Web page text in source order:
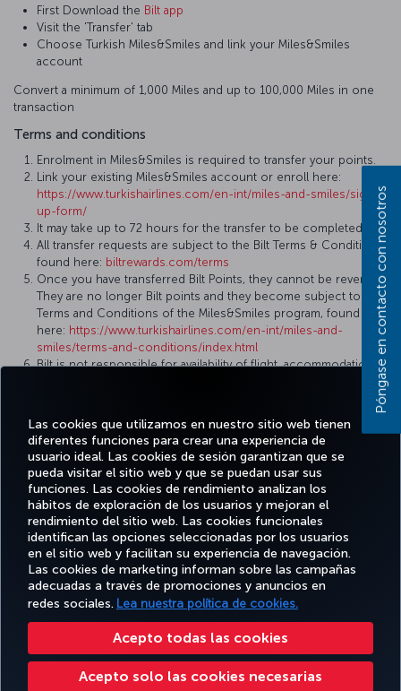
Las cookies que utilizamos en nuestro sitio web tienen
diferentes funciones para crear una experiencia de
usuario ideal. Las cookies de sesión garantizan que se
pueda visitar el sitio web y que se puedan usar sus
funciones. Las cookies de rendimiento analizan los
hábitos de exploración de los usuarios y mejoran el
rendimiento del sitio web. Las cookies funcionales
identifican las opciones seleccionadas por los usuarios
en el sitio web y facilitan su experiencia de navegación.
Las cookies de marketing informan sobre las campañas
adecuadas a través de promociones y anuncios en
redes sociales. Lea nuestra política de cookies.
Acepto todas las cookies
Acepto solo las cookies necesarias
First Download the Bilt app
Visit the 'Transfer' tab
Choose Turkish Miles&Smiles and link your Miles&Smiles
account
Convert a minimum of 1,000 Miles and up to 100,000 Miles in one
transaction
Terms and conditions
Enrolment in Miles&Smiles is required to transfer your points.
Link your existing Miles&Smiles account or enroll here:
https://www.turkishairlines.com/en-int/miles-and-smiles/sign-
up-form/
It may take up to 72 hours for the transfer to be completed.
All transfer requests are subject to the Bilt Terms & Conditions,
found here: biltrewards.com/terms
Once you have transferred Bilt Points, they cannot be reversed.
They are no longer Bilt points and they become subject to the
Terms and Conditions of the Miles&Smiles program, found
here: https://www.turkishairlines.com/en-int/miles-and-
smiles/terms-and-conditions/index.html
Bilt is not responsible for availability of flight, accommodations,
determined by Turkish Airlines and the Miles&Smiles program.
Facebook
TwitterInstagram
YouTubeLinkedIn
TikTokBlog
RESERVE Y
GESTIONE
DISFRUTE
DE
OFERTAS
Y
DESTINOS
MILES&SMILES
Cambiar la configuración de cookies Derechos de los interesados de la UE
Póngase en contacto con nosotros